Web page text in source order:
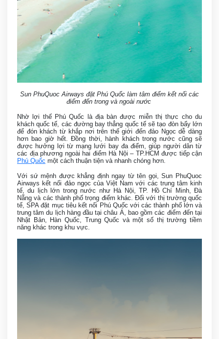
Sun PhuQuoc Airways đặt Phú Quốc làm tâm điểm kết nối các
điểm đến trong và ngoài nước
Nhờ lợi thế Phú Quốc là địa bàn được miễn thị thực cho du
khách quốc tế, các đường bay thẳng quốc tế sẽ tạo đòn bẩy lớn
để đón khách từ khắp nơi trên thế giới đến đảo Ngọc dễ dàng
hơn bao giờ hết. Đồng thời, hành khách trong nước cũng sẽ
được hưởng lợi từ mạng lưới bay đa điểm, giúp người dân từ
các địa phương ngoài hai điểm Hà Nội – TP.HCM được tiếp cận
Phú Quốc một cách thuận tiện và nhanh chóng hơn.
Với sứ mệnh được khẳng định ngay từ tên gọi, Sun PhuQuoc
Airways kết nối đảo ngọc của Việt Nam với các trung tâm kinh
tế, du lịch lớn trong nước như Hà Nội, TP. Hồ Chí Minh, Đà
Nẵng và các thành phố trọng điểm khác. Đối với thị trường quốc
tế, SPA đặt mục tiêu kết nối Phú Quốc với các thành phố lớn và
trung tâm du lịch hàng đầu tại châu Á, bao gồm các điểm đến tại
Nhật Bản, Hàn Quốc, Trung Quốc và một số thị trường tiềm
năng khác trong khu vực.